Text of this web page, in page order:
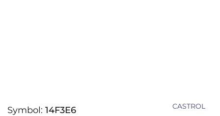
Symbol: 14F3E6 CASTROL